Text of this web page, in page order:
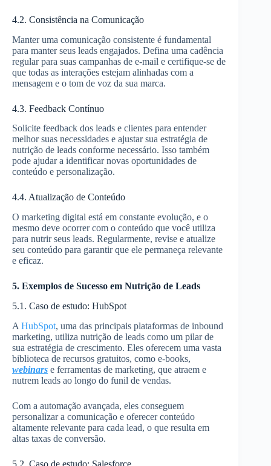
4.2. Consistência na Comunicação
Manter uma comunicação consistente é fundamental
para manter seus leads engajados. Defina uma cadência
regular para suas campanhas de e-mail e certifique-se de
que todas as interações estejam alinhadas com a
mensagem e o tom de voz da sua marca.
4.3. Feedback Contínuo
Solicite feedback dos leads e clientes para entender
melhor suas necessidades e ajustar sua estratégia de
nutrição de leads conforme necessário. Isso também
pode ajudar a identificar novas oportunidades de
conteúdo e personalização.
4.4. Atualização de Conteúdo
O marketing digital está em constante evolução, e o
mesmo deve ocorrer com o conteúdo que você utiliza
para nutrir seus leads. Regularmente, revise e atualize
seu conteúdo para garantir que ele permaneça relevante
e eficaz.
5. Exemplos de Sucesso em Nutrição de Leads
5.1. Caso de estudo: HubSpot
A HubSpot, uma das principais plataformas de inbound
marketing, utiliza nutrição de leads como um pilar de
sua estratégia de crescimento. Eles oferecem uma vasta
biblioteca de recursos gratuitos, como e-books,
webinars e ferramentas de marketing, que atraem e
nutrem leads ao longo do funil de vendas.
Com a automação avançada, eles conseguem
personalizar a comunicação e oferecer conteúdo
altamente relevante para cada lead, o que resulta em
altas taxas de conversão.
5.2. Caso de estudo: Salesforce